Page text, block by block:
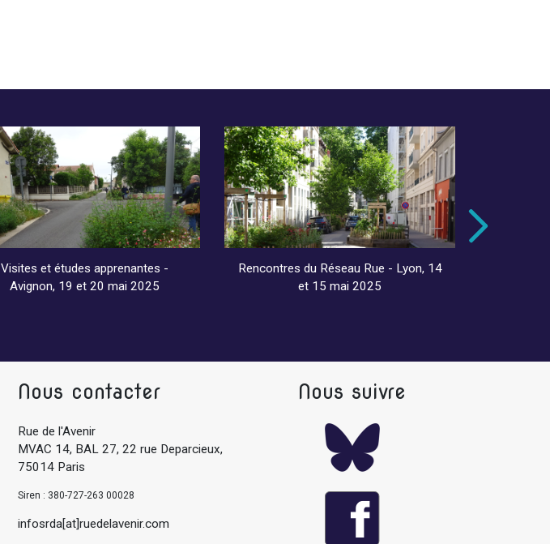
Visites et études apprenantes -
Avignon, 19 et 20 mai 2025
Rencontres du Réseau Rue - Lyon, 14
et 15 mai 2025
Nous contacter
Rue de l'Avenir
MVAC 14, BAL 27, 22 rue Deparcieux,
75014 Paris
Siren : 380-727-263 00028
infosrda[at]ruedelavenir.com
Nous suivre